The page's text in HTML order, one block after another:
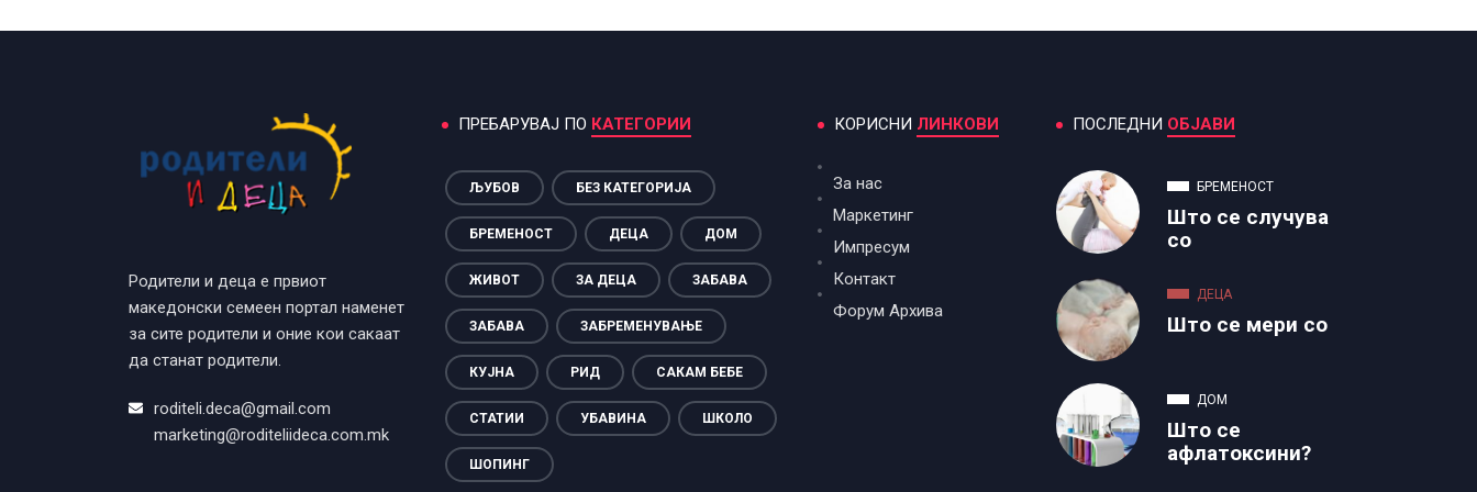
Родители и деца е првиот
македонски семеен портал наменет
за сите родители и оние кои сакаат
да станат родители.
roditeli.deca@gmail.com
marketing@roditeliideca.com.mk
ПРЕБАРУВАЈ ПО КАТЕГОРИИ
ЉУБОВ БЕЗ КАТЕГОРИЈА
БРЕМЕНОСТ ДЕЦА ДОМ
ЖИВОТ ЗА ДЕЦА ЗАБАВА
ЗАБАВА ЗАБРЕМЕНУВАЊЕ
КУЈНА РИД САКАМ БЕБЕ
СТАТИИ УБАВИНА ШКОЛО
ШОПИНГ
КОРИСНИ ЛИНКОВИ
За нас
Маркетинг
Импресум
Контакт
Форум Архива
ПОСЛЕДНИ ОБЈАВИ
БРЕМЕНОСТ
Што се случува
со
ДЕЦА
Што се мери со
ДОМ
Што се
афлатоксини?